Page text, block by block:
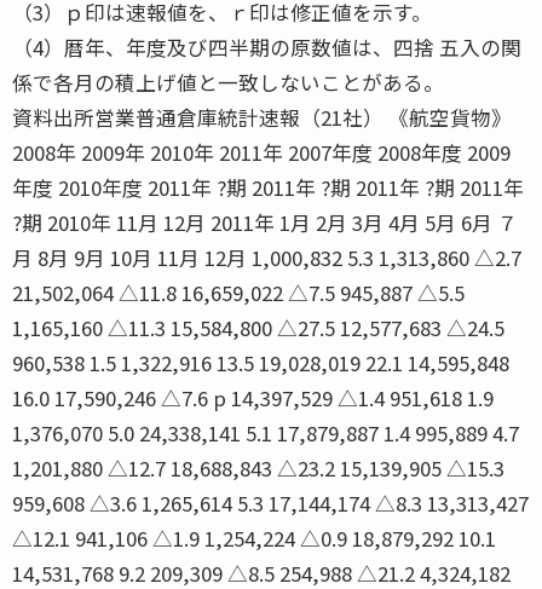
（3）ｐ印は速報値を、ｒ印は修正値を示す。
（4）暦年、年度及び四半期の原数値は、四捨 五入の関
係で各月の積上げ値と一致しないことがある。
資料出所営業普通倉庫統計速報（21社） 《航空貨物》
2008年 2009年 2010年 2011年 2007年度 2008年度 2009
年度 2010年度 2011年 ?期 2011年 ?期 2011年 ?期 2011年
?期 2010年 11月 12月 2011年 1月 2月 3月 4月 5月 6月 ７
月 8月 9月 10月 11月 12月 1,000,832 5.3 1,313,860 △2.7
21,502,064 △11.8 16,659,022 △7.5 945,887 △5.5
1,165,160 △11.3 15,584,800 △27.5 12,577,683 △24.5
960,538 1.5 1,322,916 13.5 19,028,019 22.1 14,595,848
16.0 17,590,246 △7.6 p 14,397,529 △1.4 951,618 1.9
1,376,070 5.0 24,338,141 5.1 17,879,887 1.4 995,889 4.7
1,201,880 △12.7 18,688,843 △23.2 15,139,905 △15.3
959,608 △3.6 1,265,614 5.3 17,144,174 △8.3 13,313,427
△12.1 941,106 △1.9 1,254,224 △0.9 18,879,292 10.1
14,531,768 9.2 209,309 △8.5 254,988 △21.2 4,324,182